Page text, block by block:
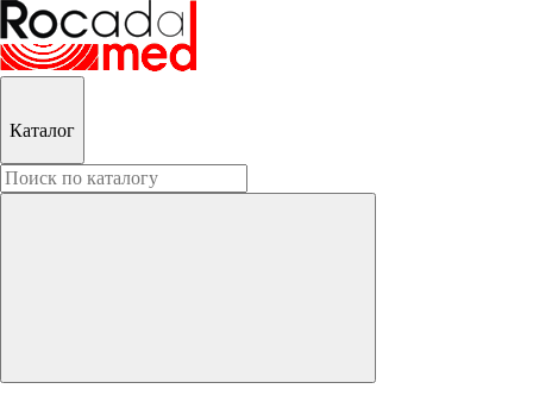
Каталог